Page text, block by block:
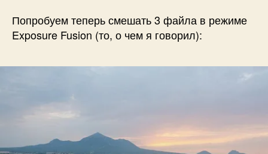
Попробуем теперь смешать 3 файла в режиме
Exposure Fusion (то, о чем я говорил):